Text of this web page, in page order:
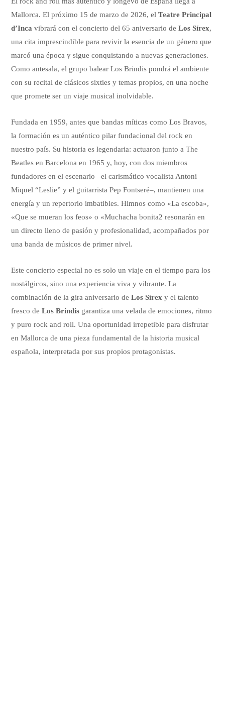
Mallorca. El próximo 15 de marzo de 2026, elTeatre Principal
d’Inca vibrará con el concierto del 65 aniversario deLos Sírex,
una cita imprescindible para revivir la esencia de un género que
marcó una época y sigue conquistando a nuevas generaciones.
Como antesala, el grupo balear Los Brindis pondrá el ambiente
con su recital de clásicos sixties y temas propios, en una noche
que promete ser un viaje musical inolvidable.
Fundada en 1959, antes que bandas míticas como Los Bravos,
la formación es un auténtico pilar fundacional del rock en
nuestro país. Su historia es legendaria: actuaron junto a The
Beatles en Barcelona en 1965 y, hoy, con dos miembros
fundadores en el escenario –el carismático vocalista Antoni
Miquel “Leslie” y el guitarrista Pep Fontseré–, mantienen una
energía y un repertorio imbatibles. Himnos como «La escoba»,
«Que se mueran los feos» o «Muchacha bonita2 resonarán en
un directo lleno de pasión y profesionalidad, acompañados por
una banda de músicos de primer nivel.
Este concierto especial no es solo un viaje en el tiempo para los
nostálgicos, sino una experiencia viva y vibrante. La
combinación de la gira aniversario deLos Sírex y el talento
fresco deLos Brindis garantiza una velada de emociones, ritmo
y puro rock and roll. Una oportunidad irrepetible para disfrutar
en Mallorca de una pieza fundamental de la historia musical
española, interpretada por sus propios protagonistas.